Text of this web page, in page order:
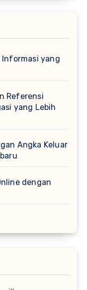
Informasi yang
Referensi
yang Lebih
Angka Keluar
dengan